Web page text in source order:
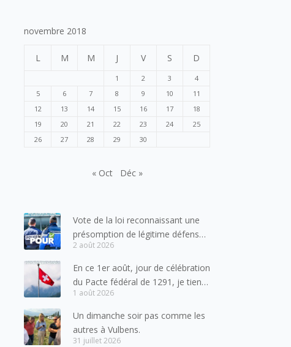
novembre 2018
L M M J V S D
1 2 3
4
5
6 7 8 9 10
11
12
13 14 15 16 17
18
19
20 21 22 23 24
25
26
27 28 29 30
« Oct Déc »
Vote de la loi reconnaissant une
présomption de légitime défense
pour les forces de l’ordre
2 août 2026
En ce 1er août, jour de célébration
du Pacte fédéral de 1291, je tiens
à adresser mes meilleures
salutations à nos voisins et amis
suisses, et plus particulièrement
aux habitants du bassin genevois
1 août 2026
Un dimanche soir pas comme les
autres à Vulbens.
31 juillet 2026